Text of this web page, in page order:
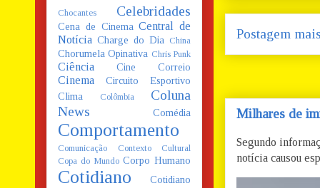
Postagem
Milhares de
Segundo
notícia causou
Chocantes
Celebridades
Cena de Cinema Central de
Notícia Charge do Dia China
Chorumela Opinativa Chris Punk
Ciência Cine Correio
Cinema
Circuito Esportivo
Clima
Colômbia
Coluna
News
Comédia
Comportamento
Comunicação
Contexto Cultural
Copa do Mundo Corpo Humano
Cotidiano
Cotidiano